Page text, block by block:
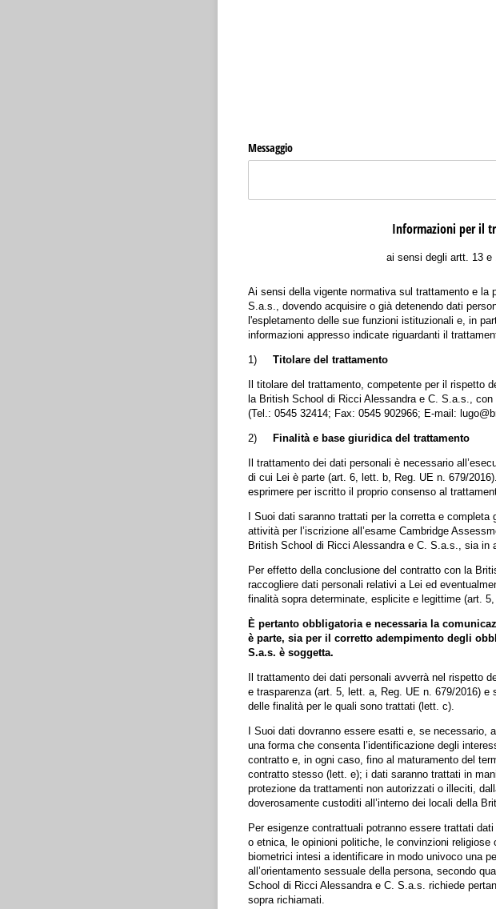
Messaggio
Informazioni per il
ai sensi degli artt. 13 e
Ai sensi della vigente normativa sul trattamento e la
S.a.s., dovendo acquisire o già detenendo dati
l'espletamento delle sue funzioni istituzionali e, in
informazioni appresso indicate riguardanti il
1) Titolare del trattamento
Il titolare del trattamento, competente per il rispetto
la British School di Ricci Alessandra e C. S.a.s.,
(Tel.: 0545 32414; Fax: 0545 902966; E-mail:
2) Finalità e base giuridica del trattamento
Il trattamento dei dati personali è necessario
di cui Lei è parte (art. 6, lett. b, Reg. UE n. 679/
esprimere per iscritto il proprio consenso al
I Suoi dati saranno trattati per la corretta e
attività per l’iscrizione all’esame Cambridge
British School di Ricci Alessandra e C. S.a.s., sia
Per effetto della conclusione del contratto con la
raccogliere dati personali relativi a Lei ed
finalità sopra determinate, esplicite e legittime (art.
È pertanto obbligatoria e necessaria la
è parte, sia per il corretto adempimento degli
S.a.s. è soggetta.
Il trattamento dei dati personali avverrà nel rispetto
e trasparenza (art. 5, lett. a, Reg. UE n. 679/2016)
delle finalità per le quali sono trattati (lett. c).
I Suoi dati dovranno essere esatti e, se
una forma che consenta l’identificazione degli
contratto e, in ogni caso, fino al maturamento del
contratto stesso (lett. e); i dati saranno trattati in
protezione da trattamenti non autorizzati o illeciti,
doverosamente custoditi all’interno dei locali della
Per esigenze contrattuali potranno essere trattati
o etnica, le opinioni politiche, le convinzioni
biometrici intesi a identificare in modo univoco una
all’orientamento sessuale della persona, secondo
School di Ricci Alessandra e C. S.a.s. richiede
sopra richiamati.